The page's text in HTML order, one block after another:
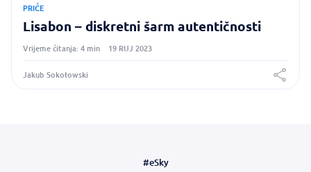
PRIČE
Lisabon – diskretni šarm autentičnosti
Vrijeme čitanja: 4 min 19 RUJ 2023
Jakub Sokołowski
#eSky